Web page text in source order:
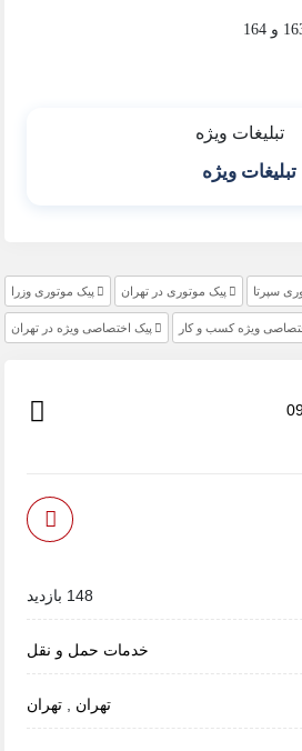
تبلیغات ویژه
سپرتا پیک موتوری در تهران پیک موتوری وزرا
ویژه کسب و کار پیک اختصاصی ویژه در تهران
148 بازدید
خدمات حمل و نقل
تهران تهران